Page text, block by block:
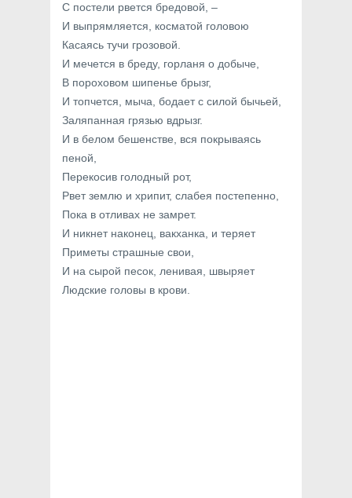
С постели рвется бредовой, –
И выпрямляется, косматой головою
Касаясь тучи грозовой.
И мечется в бреду, горланя о добыче,
В пороховом шипенье брызг,
И топчется, мыча, бодает с силой бычьей,
Заляпанная грязью вдрызг.
И в белом бешенстве, вся покрываясь
пеной,
Перекосив голодный рот,
Рвет землю и хрипит, слабея постепенно,
Пока в отливах не замрет.
И никнет наконец, вакханка, и теряет
Приметы страшные свои,
И на сырой песок, ленивая, швыряет
Людские головы в крови.